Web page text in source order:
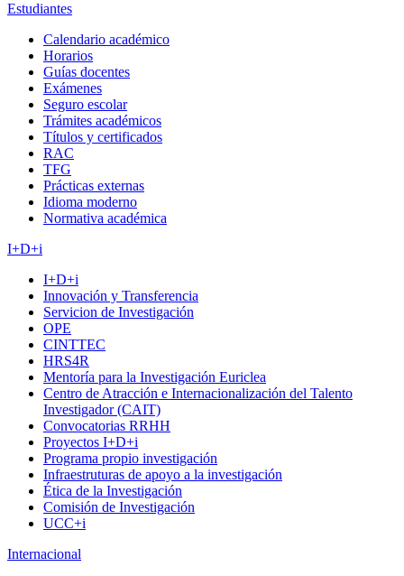
Estudiantes
Calendario académico
Horarios
Guías docentes
Exámenes
Seguro escolar
Trámites académicos
Títulos y certificados
RAC
TFG
Prácticas externas
Idioma moderno
Normativa académica
I+D+i
I+D+i
Innovación y Transferencia
Servicion de Investigación
OPE
CINTTEC
HRS4R
Mentoría para la Investigación Euriclea
Centro de Atracción e Internacionalización del Talento
Investigador (CAIT)
Convocatorias RRHH
Proyectos I+D+i
Programa propio investigación
Infraestruturas de apoyo a la investigación
Ética de la Investigación
Comisión de Investigación
UCC+i
Internacional